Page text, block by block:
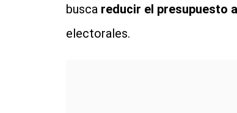
busca reducir el presupuesto
electorales.